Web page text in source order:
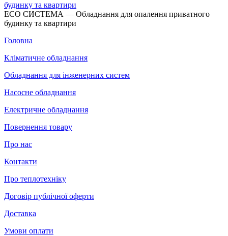
ECO СИСТЕМА — Обладнання для опалення приватного
будинку та квартири
Головна
Кліматичне обладнання
Обладнання для інженерних систем
Насосне обладнання
Електричне обладнання
Повернення товару
Про нас
Контакти
Про теплотехніку
Договір публічної оферти
Доставка
Умови оплати